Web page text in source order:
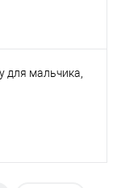
для мальчика,